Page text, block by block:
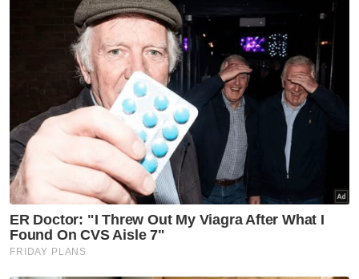
Kerajaan Madani seimbang
jaga kepentingan semua kaum,
aliran pendidikan - PM
Nasional
Tragedi pokok tumbang:
Kerajaan disaran wujudkan zon
bebas pokok di laluan berisiko